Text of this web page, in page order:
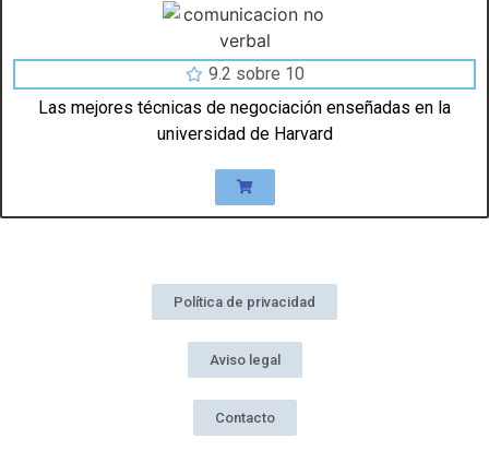
9.2 sobre 10
Las mejores técnicas de negociación enseñadas en la
universidad de Harvard
Política de privacidad
Aviso legal
Contacto